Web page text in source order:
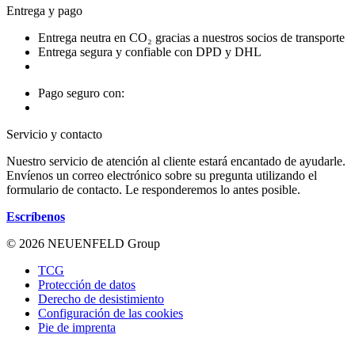
Entrega y pago
Entrega neutra en CO₂ gracias a nuestros socios de transporte
Entrega segura y confiable con DPD y DHL
Pago seguro con:
Servicio y contacto
Nuestro servicio de atención al cliente estará encantado de ayudarle.
Envíenos un correo electrónico sobre su pregunta utilizando el
formulario de contacto. Le responderemos lo antes posible.
Escríbenos
© 2026 NEUENFELD Group
TCG
Protección de datos
Derecho de desistimiento
Configuración de las cookies
Pie de imprenta